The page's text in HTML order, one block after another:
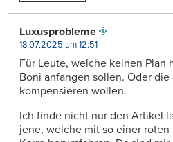
Luxusprobleme
18.07.2025 um 12:51
Für Leute, welche keinen Plan
Boni anfangen sollen. Oder
kompensieren wollen.
Ich finde nicht nur den Artikel
jene, welche mit so einer